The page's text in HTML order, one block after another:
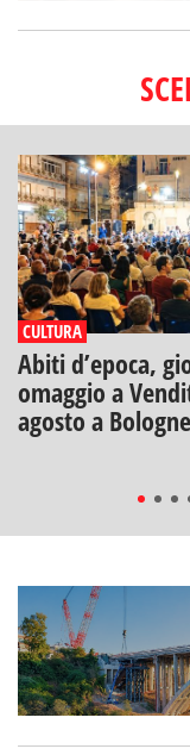
CULTURA
Abiti d’epoca,
omaggio a
agosto a